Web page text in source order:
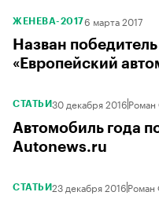
ЖЕНЕВА-20176 марта 2017
Назван
«Европейский
СТАТЬИ30 декабря 2016
Автомобиль года
Autonews.ru
СТАТЬИ23 декабря 2016Роман